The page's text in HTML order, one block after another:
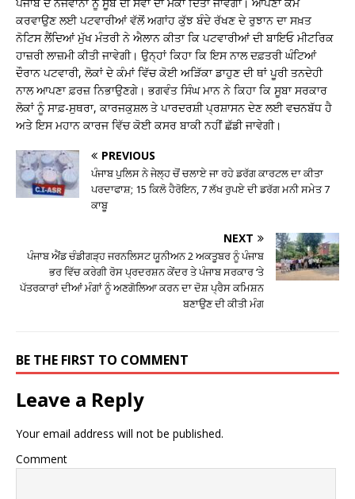
ਕਰਵਾਉਣ ਲਈ ਪਟਵਾਰੀਆਂ ਵੱਲੋਂ ਅਗਾਂਹ ਕੁੱਝ ਬੰਦੇ ਰੱਖਣ ਦੇ ਰੁਝਾਨ ਦਾ ਸਖ਼ਤ
ਨੋਟਿਸ ਲੈਂਦਿਆਂ ਮੁੱਖ ਮੰਤਰੀ ਨੇ ਐਲਾਨ ਕੀਤਾ ਕਿ ਪਟਵਾਰੀਆਂ ਦੀ ਬਾਇਓ ਮੀਟਰਿਕ
ਹਾਜ਼ਰੀ ਲਾਜ਼ਮੀ ਕੀਤੀ ਜਾਵੇਗੀ। ਉਨ੍ਹਾਂ ਕਿਹਾ ਕਿ ਇਸ ਨਾਲ ਦਫ਼ਤਰੀ ਘੰਟਿਆਂ
ਦੌਰਾਨ ਪਟਵਾਰੀ, ਲੋਕਾਂ ਦੇ ਕੰਮਾਂ ਵਿੱਚ ਕੋਈ ਅੜਿੱਕਾ ਡਾਹੁਣ ਦੀ ਥਾਂ ਪੂਰੀ ਤਨਦੇਹੀ
ਨਾਲ ਆਪਣਾ ਫ਼ਰਜ਼ ਨਿਭਾਉਣਗੇ। ਭਗਵੰਤ ਸਿੰਘ ਮਾਨ ਨੇ ਕਿਹਾ ਕਿ ਸੂਬਾ ਸਰਕਾਰ
ਲੋਕਾਂ ਨੂੰ ਸਾਫ਼-ਸੁਥਰਾ, ਕਾਰਜਕੁਸ਼ਲ ਤੇ ਪਾਰਦਰਸ਼ੀ ਪ੍ਰਸ਼ਾਸਨ ਦੇਣ ਲਈ ਵਚਨਬੱਧ ਹੈ
ਅਤੇ ਇਸ ਮਹਾਨ ਕਾਰਜ ਵਿੱਚ ਕੋਈ ਕਸਰ ਬਾਕੀ ਨਹੀਂ ਛੱਡੀ ਜਾਵੇਗੀ।
PREVIOUS
ਪੰਜਾਬ ਪੁਲਿਸ ਨੇ ਜੇਲ੍ਹ ਚੋਂ ਚਲਾਏ ਜਾ ਰਹੇ ਡਰੱਗ ਕਾਰਟਲ ਦਾ ਕੀਤਾ
ਪਰਦਾਫਾਸ਼; 15 ਕਿਲੋ ਹੈਰੋਇਨ, 7 ਲੱਖ ਰੁਪਏ ਦੀ ਡਰੱਗ ਮਨੀ ਸਮੇਤ 7
ਕਾਬੂ
NEXT
ਪੰਜਾਬ ਐਂਡ ਚੰਡੀਗੜ੍ਹ ਜਰਨਲਿਸਟ ਯੂਨੀਅਨ 2 ਅਕਤੂਬਰ ਨੂੰ ਪੰਜਾਬ
ਭਰ ਵਿੱਚ ਕਰੇਗੀ ਰੋਸ ਪ੍ਰਦਰਸ਼ਨ ਕੇਂਦਰ ਤੇ ਪੰਜਾਬ ਸਰਕਾਰ ‘ਤੇ
ਪੱਤਰਕਾਰਾਂ ਦੀਆਂ ਮੰਗਾਂ ਨੂੰ ਅਣਗੋਲਿਆ ਕਰਨ ਦਾ ਦੋਸ਼ ਪ੍ਰੈਸ ਕਮਿਸ਼ਨ
ਬਣਾਉਣ ਦੀ ਕੀਤੀ ਮੰਗ
BE THE FIRST TO COMMENT
Leave a Reply
Your email address will not be published.
Comment